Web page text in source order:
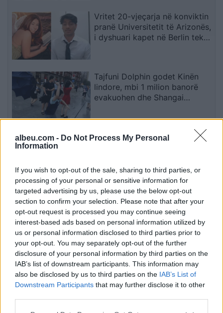
albeu.com - Do Not Process My Personal
Information
If you wish to opt-out of the sale, sharing to third parties, or
processing of your personal or sensitive information for
targeted advertising by us, please use the below opt-out
section to confirm your selection. Please note that after your
opt-out request is processed you may continue seeing
interest-based ads based on personal information utilized by
us or personal information disclosed to third parties prior to
your opt-out. You may separately opt-out of the further
disclosure of your personal information by third parties on the
IAB’s list of downstream participants. This information may
also be disclosed by us to third parties on the IAB’s List of
Downstream Participants that may further disclose it to other
Vritet 20-vjeçarja në konviktin
pranë Universitetit të Arizonës,
i dyshuari kapet në Berlin teksa
Tajfuni Dolphin godet Kinën
lindore, mbi 1 milion banorë
evakuohen dhe Shangai
Plas me mbrojtësin e
dërguan në vendimin drastik